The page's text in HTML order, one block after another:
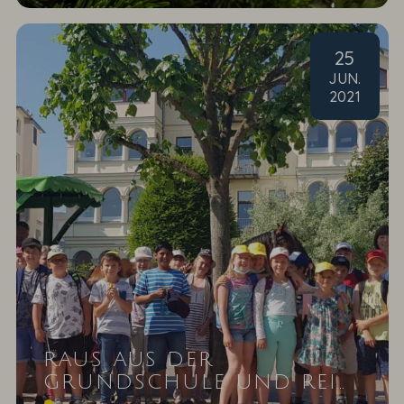
25
JUN.
2021
RAUS AUS DER
GRUNDSCHULE UND REIN